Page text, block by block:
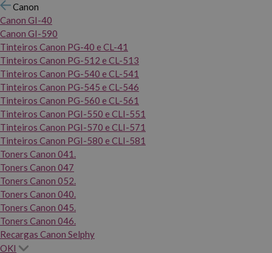
Canon
Canon GI-40
Canon GI-590
Tinteiros Canon PG-40 e CL-41
Tinteiros Canon PG-512 e CL-513
Tinteiros Canon PG-540 e CL-541
Tinteiros Canon PG-545 e CL-546
Tinteiros Canon PG-560 e CL-561
Tinteiros Canon PGI-550 e CLI-551
Tinteiros Canon PGI-570 e CLI-571
Tinteiros Canon PGI-580 e CLI-581
Toners Canon 041.
Toners Canon 047
Toners Canon 052.
Toners Canon 040.
Toners Canon 045.
Toners Canon 046.
Recargas Canon Selphy
OKI